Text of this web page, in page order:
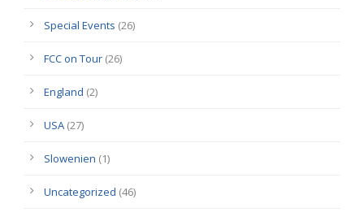
Special Events (26)
FCC on Tour (26)
England (2)
USA (27)
Slowenien (1)
Uncategorized (46)